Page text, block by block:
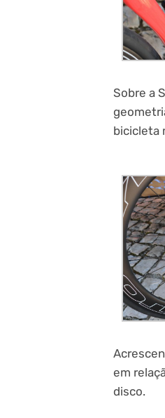
Sobre a
bicicleta
em
disco.